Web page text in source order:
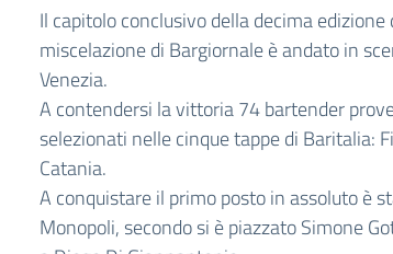
Il capitolo conclusivo della decima
miscelazione di Bargiornale è andato in
Venezia.
A contendersi la vittoria 74 bartender
selezionati nelle cinque tappe di Baritalia:
Catania.
A conquistare il primo posto in assoluto è
Monopoli, secondo si è piazzato Simone